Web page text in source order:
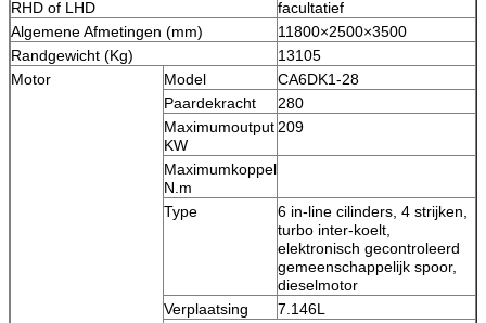
RHD of LHD
facultatief
Algemene Afmetingen (mm)
11800×2500×3500
Randgewicht (Kg)
13105
Motor
Model
CA6DK1-28
Paardekracht
280
Maximumoutput
KW
209
Maximumkoppel
N.m
Type
6 in-line cilinders, 4 strijken,
turbo inter-koelt,
elektronisch gecontroleerd
gemeenschappelijk spoor,
dieselmotor
Verplaatsing
7.146L